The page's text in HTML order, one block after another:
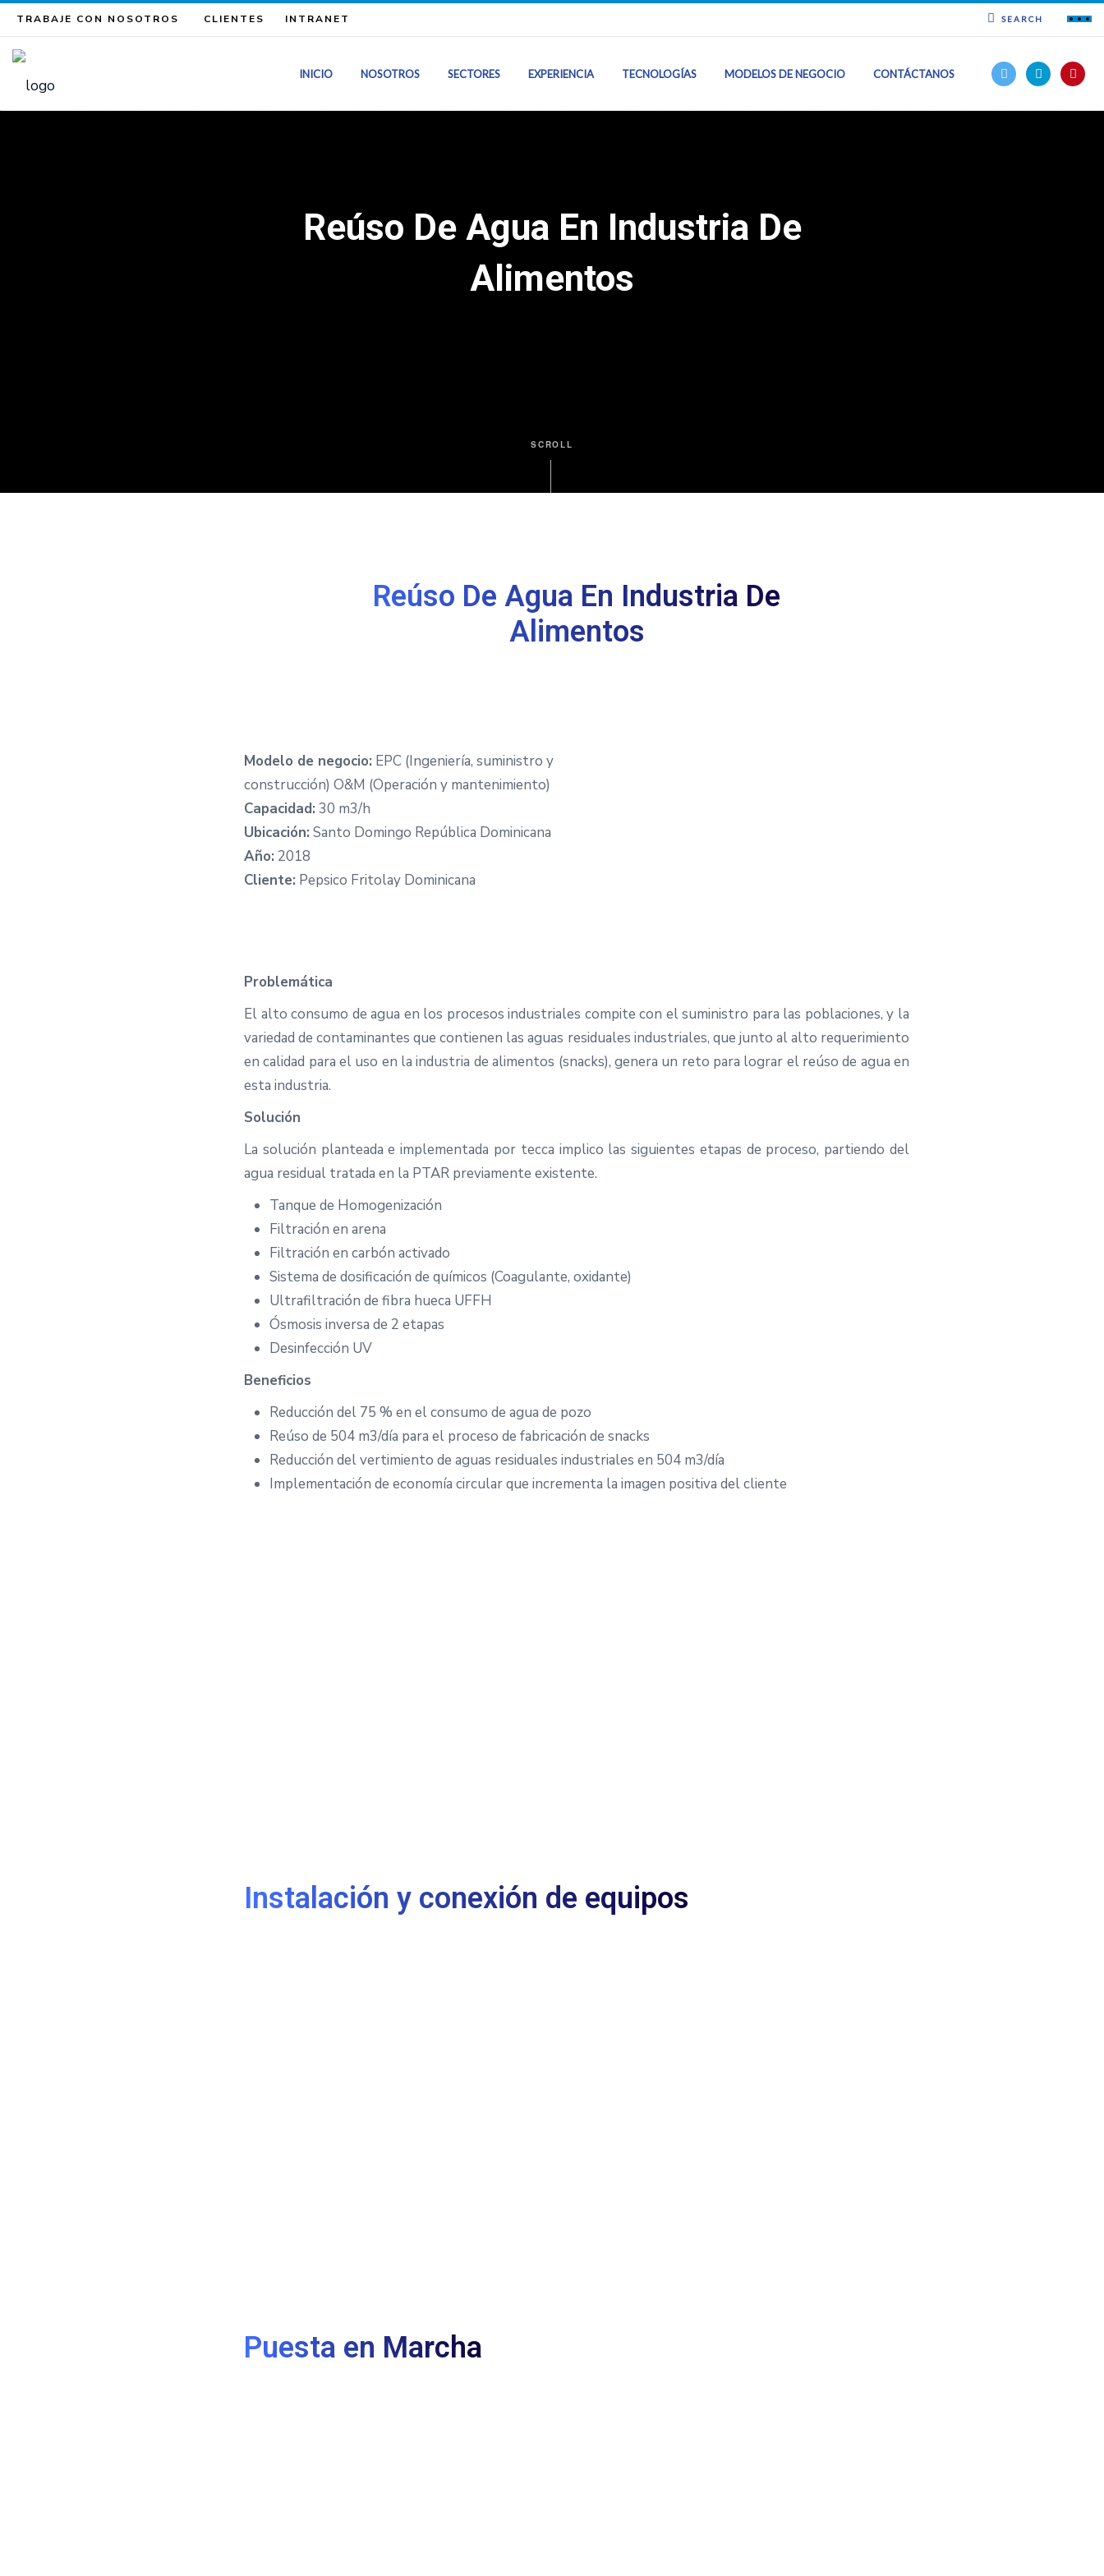
TRABAJE CON NOSOTROS CLIENTES INTRANET SEARCH
INICIO NOSOTROS SECTORES EXPERIENCIA TECNOLOGÍAS MODELOS DE NEGOCIO CONTÁCTANOS
Sectores
Nuestra Experiencia
Contacto
Reúso De Agua En Industria De
Alimentos
SCROLL
Reúso De Agua En Industria De
Alimentos
Modelo de negocio: EPC (Ingeniería, suministro y
construcción) O&M (Operación y mantenimiento)
Capacidad: 30 m3/h
Ubicación: Santo Domingo República Dominicana
Año: 2018
Cliente: Pepsico Fritolay Dominicana
Problemática
El alto consumo de agua en los procesos industriales compite con el suministro para las poblaciones, y la
variedad de contaminantes que contienen las aguas residuales industriales, que junto al alto requerimiento
en calidad para el uso en la industria de alimentos (snacks), genera un reto para lograr el reúso de agua en
esta industria.
Solución
La solución planteada e implementada por tecca implico las siguientes etapas de proceso, partiendo del
agua residual tratada en la PTAR previamente existente.
Tanque de Homogenización
Filtración en arena
Filtración en carbón activado
Sistema de dosificación de químicos (Coagulante, oxidante)
Ultrafiltración de fibra hueca UFFH
Ósmosis inversa de 2 etapas
Desinfección UV
Beneficios
Reducción del 75 % en el consumo de agua de pozo
Reúso de 504 m3/día para el proceso de fabricación de snacks
Reducción del vertimiento de aguas residuales industriales en 504 m3/día
Implementación de economía circular que incrementa la imagen positiva del cliente
Instalación y conexión de equipos
Puesta en Marcha
Información